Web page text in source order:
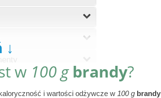
↓
w 100 g brandy?
i wartości odżywcze w 100 g brandy